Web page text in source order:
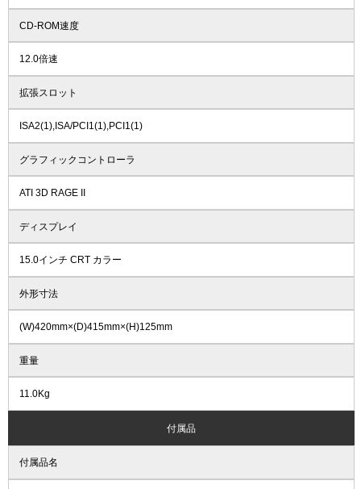
CD-ROM速度
12.0倍速
拡張スロット
ISA2(1),ISA/PCI1(1),PCI1(1)
グラフィックコントローラ
ATI 3D RAGE II
ディスプレイ
15.0インチ CRT カラー
外形寸法
(W)420mm×(D)415mm×(H)125mm
重量
11.0Kg
付属品
付属品名